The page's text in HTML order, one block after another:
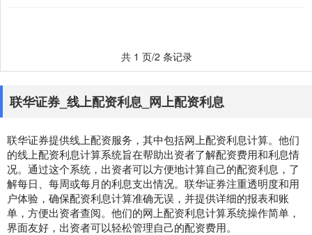
共 1 页/2 条记录
联华证券_线上配资利息_网上配资利息
联华证券提供线上配资服务，其中包括网上配资利息计算。他们
的线上配资利息计算系统旨在帮助出资者了解配资费用和利息情
况。通过这个系统，出资者可以方便地计算自己的配资利息，了
解每日、每周或每月的利息支出情况。联华证券注重透明度和用
户体验，确保配资利息计算准确无误，并提供详细的报表和账
单，方便出资者查阅。他们的网上配资利息计算系统操作简单，
界面友好，出资者可以轻松管理自己的配资费用。